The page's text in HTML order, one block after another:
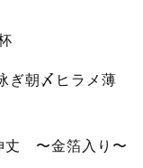
朝〆ヒラメ薄
丈 〜金箔入り〜